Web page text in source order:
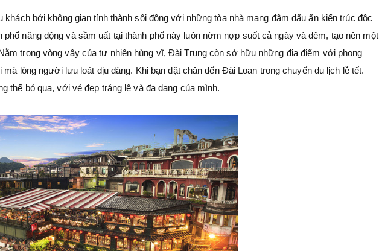
khách bởi không gian tỉnh thành sôi động với những tòa nhà mang đậm dấu ấn kiến trúc độc
phố năng động và sầm uất tại thành phố này luôn nờm nợp suốt cả ngày và đêm, tạo nên một
trong vòng vây của tự nhiên hùng vĩ, Đài Trung còn sở hữu những địa điểm với phong
lòng người lưu loát dịu dàng. Khi bạn đặt chân đến Đài Loan trong chuyến du lịch lễ tết.
thể bỏ qua, với vẻ đẹp tráng lệ và đa dạng của mình.